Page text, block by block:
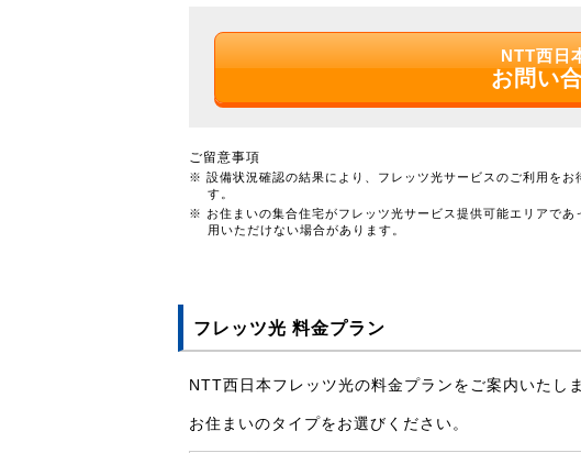
NTT西日
お問い
ご留意事項
※ 設備状況確認の結果により、フレッツ光サービスのご利用を
す。
※ お住まいの集合住宅がフレッツ光サービス提供可能エリアで
用いただけない場合があります。
フレッツ光 料金プラン
NTT西日本フレッツ光の料金プランをご案内いたしま
お住まいのタイプをお選びください。